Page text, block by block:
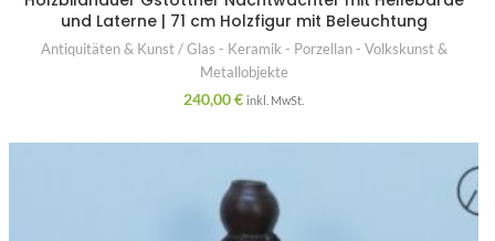
und Laterne | 71 cm Holzfigur mit Beleuchtung
Antiquitäten & Kunst / Glas - Keramik - Porzellan - Volkskunst &
Metallobjekte
240,00€ inkl. MwSt.